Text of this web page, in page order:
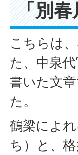
「別春
こちらは
た、中泉
書いた文
た。
鶴梁によ
ち）と、